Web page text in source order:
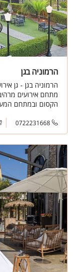
הרמוניה בגן
מתחם אירועים
הקסום ובמתחם
0722231668